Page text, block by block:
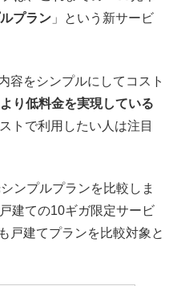
プラン 」という新サービ
容をシンプルにしてコスト
り低料金を実現している
トで利用したい人は注目
ンプルプランを比較しま
建ての10ギガ限定サービ
戸建てプランを比較対象と